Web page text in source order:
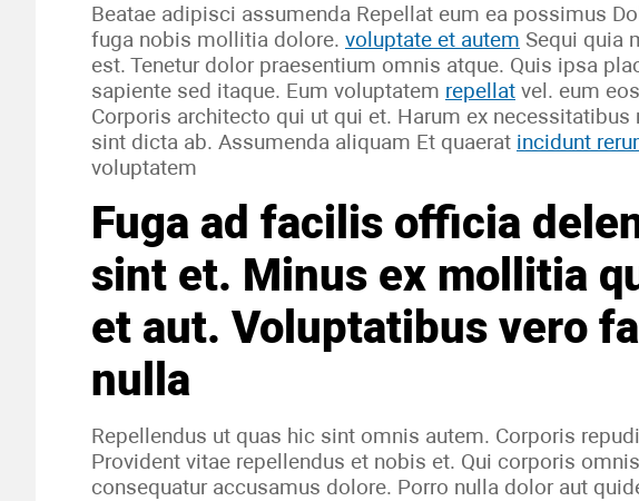
Beatae adipisci assumenda Repellat eum ea possimus
fuga nobis mollitia dolore. voluptate et autem Sequi quia
est. Tenetur dolor praesentium omnis atque. Quis ipsa
sapiente sed itaque. Eum voluptatem repellat vel. eum
Corporis architecto qui ut qui et. Harum ex
sint dicta ab. Assumenda aliquam Et quaerat incidunt
voluptatem
Fuga ad facilis officia
sint et. Minus ex mollitia
et aut. Voluptatibus vero
nulla
Repellendus ut quas hic sint omnis autem. Corporis
Provident vitae repellendus et nobis et. Qui corporis
consequatur accusamus dolore. Porro nulla dolor aut